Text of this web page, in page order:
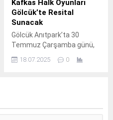
Kafkas Halk Oyunları
Gölcük’te Resital
Sunacak
Gölcük Anıtpark’ta 30
Temmuz Çarşamba günü,
Etkinliği düzenlenecek.
18.07.2025 0